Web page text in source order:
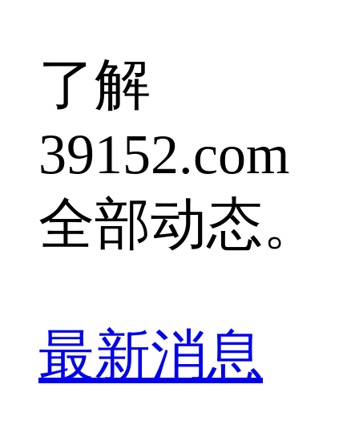
了解
39152.com
全部动态。
最新消息